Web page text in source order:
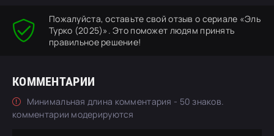
Пожалуйста, оставьте свой отзыв о сериале «Эль
Турко (2025)». Это поможет людям принять
правильное решение!
КОММЕНТАРИИ
Минимальная длина комментария - 50 знаков.
комментарии модерируются